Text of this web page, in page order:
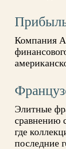
Компания
Элитные
сравнению
где
последние